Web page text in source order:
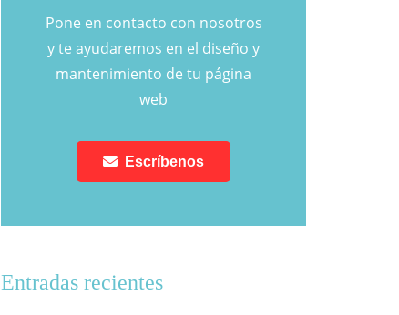
Pone en contacto con nosotros
y te ayudaremos en el diseño y
mantenimiento de tu página
web
Escríbenos
Entradas recientes